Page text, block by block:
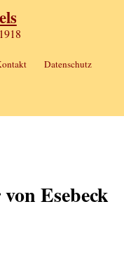
Datenschutz
Esebeck